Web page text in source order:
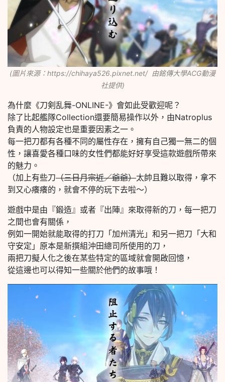
(圖片來源：https://chihaya526.pixnet.net/ 由銘傳大學ACG動漫
社提供)
為什麼《刀剣乱舞-ONLINE-》會如此受歡迎呢？
除了比起艦隊Collection還要簡易操作以外，由Natroplus
負責的人物設定也是重要因素之一。
每一把刀都有各種不同的屬性存在，擁有自己獨一無二的個
性，讓喜愛各種口味的女性們都能好好享受這款遊戲所帶來
的魅力。
（加上有些刀（三日月宗近／爺爺）太帥且難以取得，拿不
到又心癢癢的，就會不停的玩下去啦～）
遊戲中是由『鍛造』或者『出陣』來取得新的刀，每一把刀
之間也會有關係，
例如一開始就能取得的打刀「加州清光」和另一把刀「大和
守安定」原本是新撰組沖田總司所使用的刀，
兩把刀擬人化之後在某些特定的區域就會開啟回憶，
從這邊也可以得知一些關於他們的故事哦！